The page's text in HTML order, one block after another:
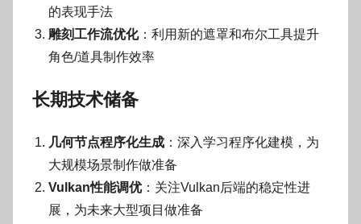
的表现手法
雕刻工作流优化：利用新的遮罩和布尔工具提升
角色/道具制作效率
长期技术储备
几何节点程序化生成 ：深入学习程序化建模，为
大规模场景制作做准备
Vulkan性能调优：关注Vulkan后端的稳定性进
展，为未来大型项目做准备